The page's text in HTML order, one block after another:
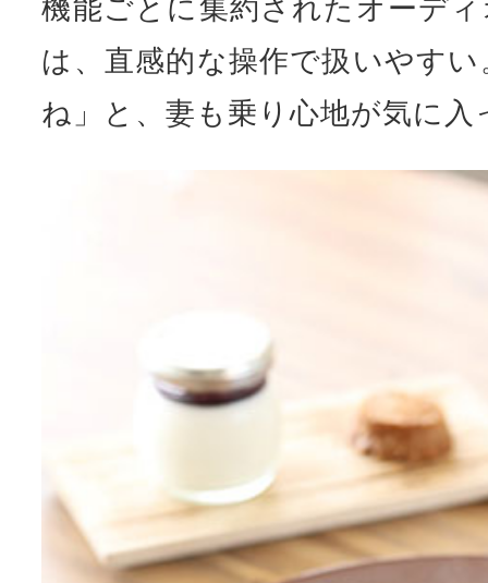
機能ごとに集約されたオーデ
は、直感的な操作で扱いやす
ね」と、妻も乗り心地が気に入